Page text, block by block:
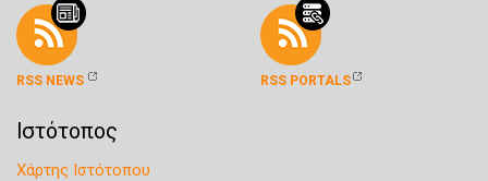
RSS NEWS RSS PORTALS
Ιστότοπος
Χάρτης Ιστότοπου